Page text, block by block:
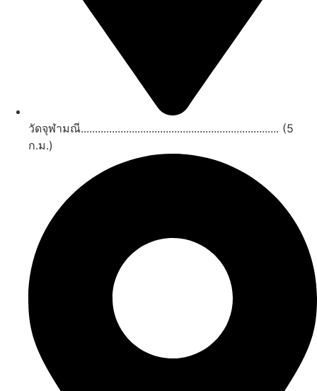
วัดจุฬามณี...................................................................... (5
ก.ม.)